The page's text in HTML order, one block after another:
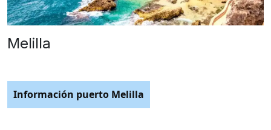
Melilla
Información puerto Melilla